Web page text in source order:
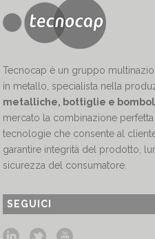
Tecnocap è un gruppo
in metallo, specialista nella
metalliche, bottiglie e
mercato la combinazione
tecnologie che consente al
garantire integrità del prodotto,
sicurezza del consumatore.
SEGUICI